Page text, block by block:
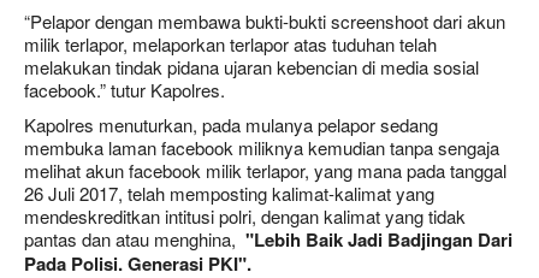
“Pelapor dengan membawa bukti-bukti screenshoot dari akun
milik terlapor, melaporkan terlapor atas tuduhan telah
melakukan tindak pidana ujaran kebencian di media sosial
facebook.” tutur Kapolres.
Kapolres menuturkan, pada mulanya pelapor sedang
membuka laman facebook miliknya kemudian tanpa sengaja
melihat akun facebook milik terlapor, yang mana pada tanggal
26 Juli 2017, telah memposting kalimat-kalimat yang
mendeskreditkan intitusi polri, dengan kalimat yang tidak
pantas dan atau menghina, "Lebih Baik Jadi Badjingan Dari
Pada Polisi. Generasi PKI".